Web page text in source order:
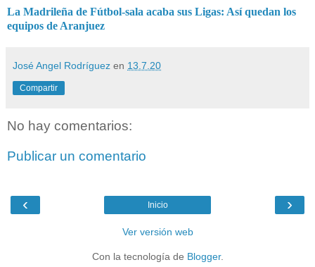
La Madrileña de Fútbol-sala acaba sus Ligas: Así quedan los
equipos de Aranjuez
José Angel Rodríguez en 13.7.20
Compartir
No hay comentarios:
Publicar un comentario
‹ ›
Inicio
Ver versión web
Con la tecnología de Blogger.